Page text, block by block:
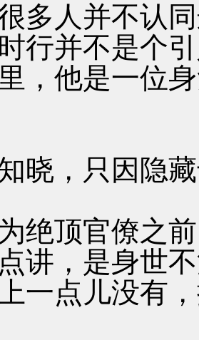
人并不认同
行并不是个
，他是一位
，只因隐藏
顶官僚之前
讲，是身世
一点儿没有